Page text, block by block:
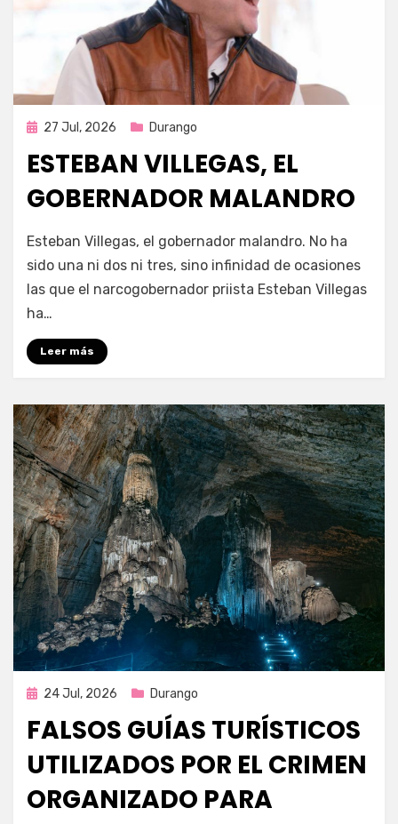
Publicada
27 Jul, 2026 Durango
ESTEBAN VILLEGAS, EL
GOBERNADOR MALANDRO
por Fernando Miranda Servín
Esteban Villegas, el gobernador malandro. No ha
sido una ni dos ni tres, sino infinidad de ocasiones
las que el narcogobernador priista Esteban Villegas
ha…
Leer más
Publicada
24 Jul, 2026 Durango
FALSOS GUÍAS TURÍSTICOS
UTILIZADOS POR EL CRIMEN
ORGANIZADO PARA